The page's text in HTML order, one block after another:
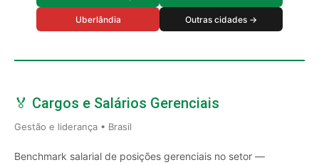
Uberlândia Outras cidades →
🏅 Cargos e Salários Gerenciais
Gestão e liderança • Brasil
Benchmark salarial de posições gerenciais no setor —